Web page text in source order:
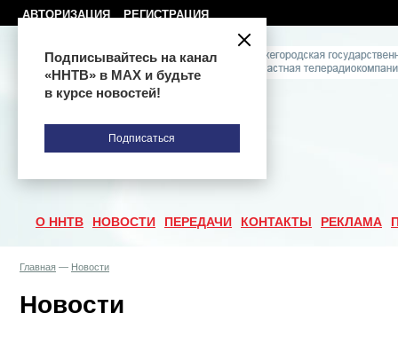
АВТОРИЗАЦИЯ РЕГИСТРАЦИЯ
О ННТВ НОВОСТИ ПЕРЕДАЧИ КОНТАКТЫ РЕКЛАМА
Главная — Новости
Новости
Подписывайтесь на канал
«ННТВ» в МАХ и будьте
в курсе новостей!
Подписаться